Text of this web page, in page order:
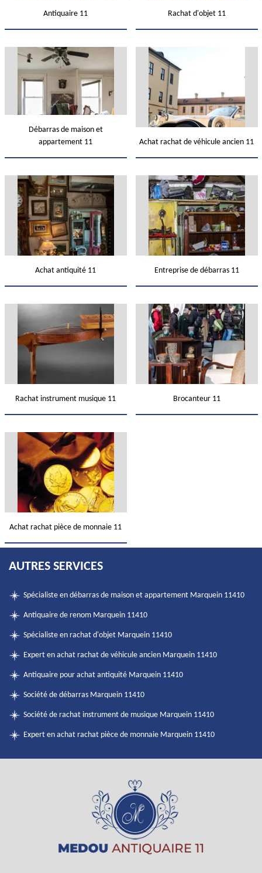
Antiquaire 11 Rachat d'objet 11
Débarras de maison et
appartement 11
Achat rachat de véhicule ancien 11
Achat antiquité 11 Entreprise de débarras 11
Rachat instrument musique 11 Brocanteur 11
Achat rachat pièce de monnaie 11
AUTRES SERVICES
Spécialiste en débarras de maison et appartement Marquein 11410
Antiquaire de renom Marquein 11410
Spécialiste en rachat d'objet Marquein 11410
Expert en achat rachat de véhicule ancien Marquein 11410
Antiquaire pour achat antiquité Marquein 11410
Société de débarras Marquein 11410
Société de rachat instrument de musique Marquein 11410
Expert en achat rachat pièce de monnaie Marquein 11410